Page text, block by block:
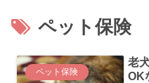
ペット保険
ペット保険
老
OK